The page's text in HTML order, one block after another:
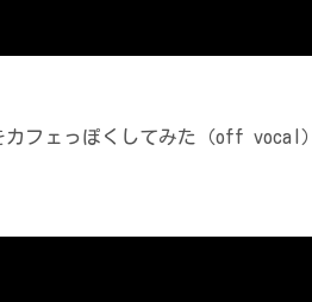
フェっぽくしてみた（off vocal）